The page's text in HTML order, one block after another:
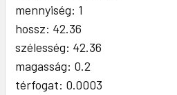
mennyiség: 1
hossz: 42.36
szélesség: 42.36
magasság: 0.2
térfogat: 0.0003